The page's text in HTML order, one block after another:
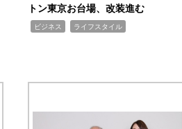
トン東京お台場、改装進む
ビジネス ライフスタイル